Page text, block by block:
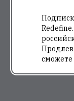
сможете